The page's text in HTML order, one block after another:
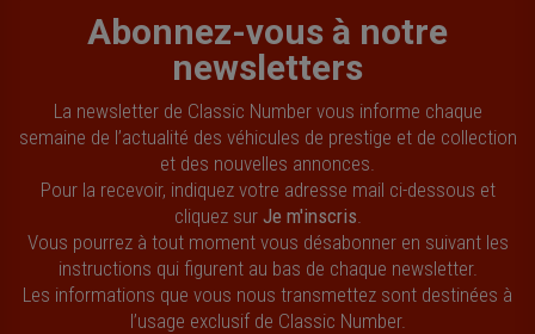
Abonnez-vous à notre
newsletters
La newsletter de Classic Number vous informe chaque
semaine de l’actualité des véhicules de prestige et de collection
et des nouvelles annonces.
Pour la recevoir, indiquez votre adresse mail ci-dessous et
cliquez sur Je m'inscris
Vous pourrez à tout moment vous désabonner en suivant les
instructions qui figurent au bas de chaque newsletter.
Les informations que vous nous transmettez sont destinées à
l’usage exclusif de Classic Number.